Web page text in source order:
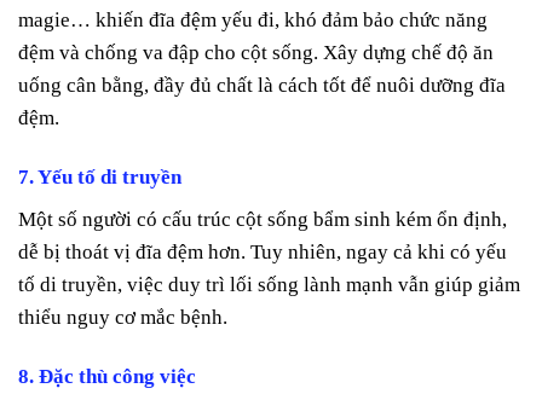
magie… khiến đĩa đệm yếu đi, khó đảm bảo chức năng
đệm và chống va đập cho cột sống. Xây dựng chế độ ăn
uống cân bằng, đầy đủ chất là cách tốt để nuôi dưỡng đĩa
đệm.
7. Yếu tố di truyền
Một số người có cấu trúc cột sống bẩm sinh kém ổn định,
dễ bị thoát vị đĩa đệm hơn. Tuy nhiên, ngay cả khi có yếu
tố di truyền, việc duy trì lối sống lành mạnh vẫn giúp giảm
thiểu nguy cơ mắc bệnh.
8. Đặc thù công việc